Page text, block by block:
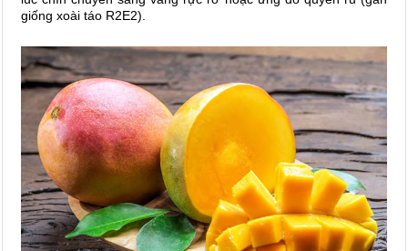
giống xoài táo R2E2).